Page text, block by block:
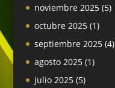
noviembre 2025(5)
octubre 2025(1)
septiembre 2025(4)
agosto 2025(1)
julio 2025(5)